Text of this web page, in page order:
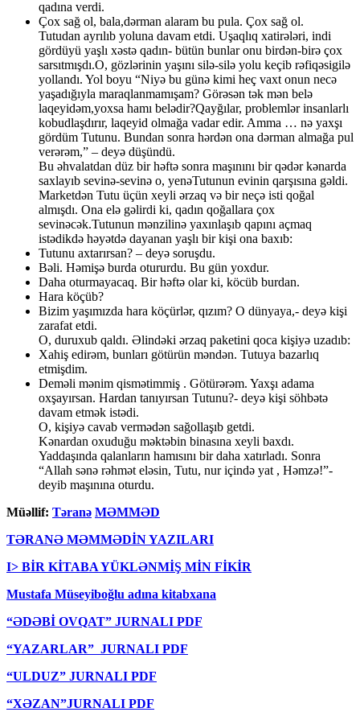
qadına verdi.
Çox sağ ol, bala,dərman alaram bu pula. Çox sağ ol.
Tutudan ayrılıb yoluna davam etdi. Uşaqlıq xatirələri, indi
gördüyü yaşlı xəstə qadın- bütün bunlar onu birdən-birə çox
sarsıtmışdı.O, gözlərinin yaşını silə-silə yolu keçib rəfiqəsigilə
yollandı. Yol boyu “Niyə bu günə kimi heç vaxt onun necə
yaşadığıyla maraqlanmamışam? Görəsən tək mən belə
laqeyidəm,yoxsa hamı belədir?Qayğılar, problemlər insanlarlı
kobudlaşdırır, laqeyid olmağa vadar edir. Amma … nə yaxşı
gördüm Tutunu. Bundan sonra hərdən ona dərman almağa pul
verərəm,” – deyə düşündü.
Bu əhvalatdan düz bir həftə sonra maşınını bir qədər kənarda
saxlayıb sevinə-sevinə o, yenəTutunun evinin qarşısına gəldi.
Marketdən Tutu üçün xeyli ərzaq və bir neçə isti qoğal
almışdı. Ona elə gəlirdi ki, qadın qoğallara çox
sevinəcək.Tutunun mənzilinə yaxınlaşıb qapını açmaq
istədikdə həyətdə dayanan yaşlı bir kişi ona baxıb:
Tutunu axtarırsan? – deyə soruşdu.
Bəli. Həmişə burda otururdu. Bu gün yoxdur.
Daha oturmayacaq. Bir həftə olar ki, köcüb burdan.
Hara köçüb?
Bizim yaşımızda hara köçürlər, qızım? O dünyaya,- deyə kişi
zarafat etdi.
O, duruxub qaldı. Əlindəki ərzaq paketini qoca kişiyə uzadıb:
Xahiş edirəm, bunları götürün məndən. Tutuya bazarlıq
etmişdim.
Deməli mənim qismətimmiş . Götürərəm. Yaxşı adama
oxşayırsan. Hardan tanıyırsan Tutunu?- deyə kişi söhbətə
davam etmək istədi.
O, kişiyə cavab vermədən sağollaşıb getdi.
Kənardan oxuduğu məktəbin binasına xeyli baxdı.
Yaddaşında qalanların hamısını bir daha xatırladı. Sonra
“Allah sənə rəhmət eləsin, Tutu, nur içində yat , Həmzə!”-
deyib maşınına oturdu.
Müəllif: Təranə MƏMMƏD
TƏRANƏ MƏMMƏDİN YAZILARI
I> BİR KİTABA YÜKLƏNMİŞ MİN FİKİR
Mustafa Müseyiboğlu adına kitabxana
“ƏDƏBİ OVQAT” JURNALI PDF
“YAZARLAR” JURNALI PDF
“ULDUZ” JURNALI PDF
“XƏZAN”JURNALI PDF